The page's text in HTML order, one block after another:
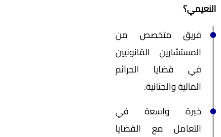
النعيمي؟
فريق متخصص من
المستشارين القانونيين
في قضايا الجرائم
المالية والجنائية.
خبرة واسعة في
التعامل مع القضايا